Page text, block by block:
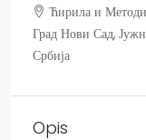
Ћирила и
Град Нови Сад,
Србија
Opis